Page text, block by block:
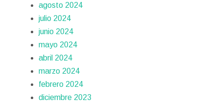
agosto 2024
julio 2024
junio 2024
mayo 2024
abril 2024
marzo 2024
febrero 2024
diciembre 2023